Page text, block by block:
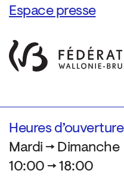
Espace presse
Heures d’ouverture
Mardi → Dimanche
10:00 → 18:00